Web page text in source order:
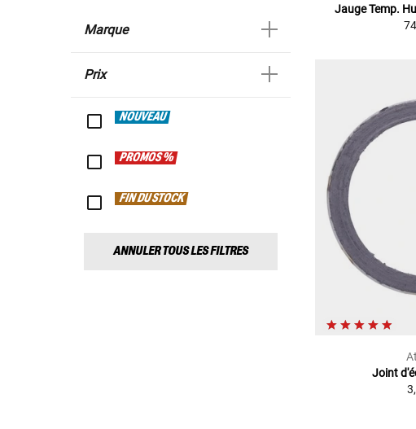
Marque
Prix
NOUVEAU
PROMOS %
FIN DU STOCK
ANNULER TOUS LES FILTRES
Jauge Temp.
Joint